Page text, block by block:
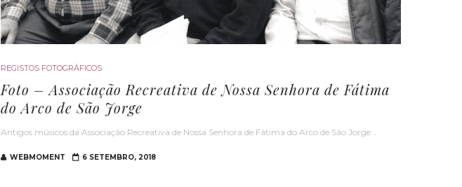
REGISTOS FOTOGRÁFICOS
Foto – Associação Recreativa de Nossa Senhora de Fátima
do Arco de São Jorge
Antigos músicos da Associação Recreativa de Nossa Senhora de Fátima do Arco de São Jorge…
WEBMOMENT 6 SETEMBRO, 2018